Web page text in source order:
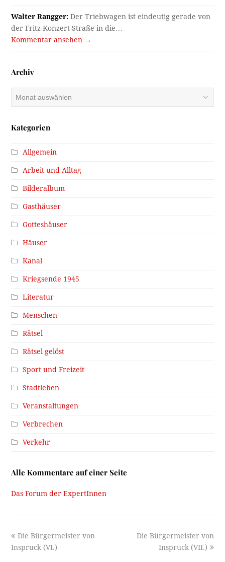
Walter Rangger: Der Triebwagen ist eindeutig gerade von
der Fritz-Konzert-Straße in die…
Kommentar ansehen →
Archiv
Kategorien
Allgemein
Arbeit und Alltag
Bilderalbum
Gasthäuser
Gotteshäuser
Häuser
Kanal
Kriegsende 1945
Literatur
Menschen
Rätsel
Rätsel gelöst
Sport und Freizeit
Stadtleben
Veranstaltungen
Verbrechen
Verkehr
Alle Kommentare auf einer Seite
Das Forum der ExpertInnen
previous
post:
Die Bürgermeister von
Inspruck (VI.)
next
Die Bürgermeister von
Inspruck (VII.)